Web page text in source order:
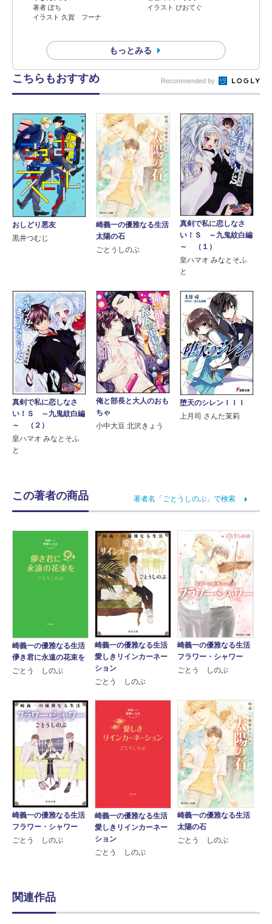
著者 ぽち
イラスト 久賀 フーナ
イラスト ぴおてぐ
もっとみる
こちらもおすすめ Recommended by
おしどり悪友
黒井つむじ
崎義一の優雅なる生活
太陽の石
ごとうしのぶ
真剣で私に恋しなさ
い！Ｓ ～九鬼紋白編
～ （１）
皇ハマオ みなとそふ
と
真剣で私に恋しなさ
い！Ｓ ～九鬼紋白編
～ （２）
皇ハマオ みなとそふ
と
俺と部長と大人のおも
ちゃ
小中大豆 北沢きょう
堕天のシレンＩＩＩ
上月司 さんた茉莉
この著者の商品 著者名「ごとうしのぶ」で検索
崎義一の優雅なる生活
儚き君に永遠の花束を
ごとう しのぶ
崎義一の優雅なる生活
愛しきリインカーネー
ション
ごとう しのぶ
崎義一の優雅なる生活
フラワー・シャワー
ごとう しのぶ
崎義一の優雅なる生活
フラワー・シャワー
ごとう しのぶ
崎義一の優雅なる生活
愛しきリインカーネー
ション
ごとう しのぶ
崎義一の優雅なる生活
太陽の石
ごとう しのぶ
関連作品